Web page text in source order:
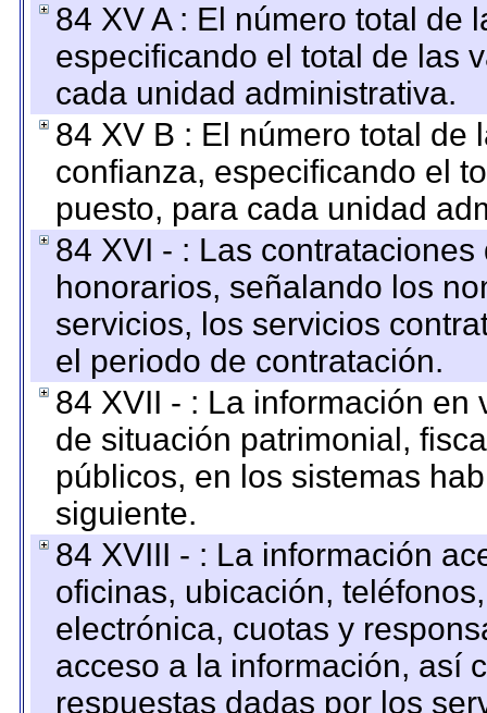
84 XV A : El número total de
especificando el total de las
cada unidad administrativa.
84 XV B : El número total de
confianza, especificando el
puesto, para cada unidad
84 XVI - : Las
honorarios, señalando los
servicios, los servicios
el periodo de contratación.
84 XVII - : La información
de situación patrimonial,
públicos, en los sistemas
siguiente.
84 XVIII - : La información
oficinas, ubicación,
electrónica, cuotas y
acceso a la información, así
respuestas dadas por los